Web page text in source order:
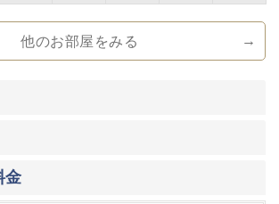
箸」使用体験
曽平沢の老舗「荻村漆器店」の木曽漆
。
ます。
炉裏茶の間が地酒Barになります。
多くある事でも有名な地。
酒蔵の地酒をお楽しみ頂けます。
他のお部屋をみる
金